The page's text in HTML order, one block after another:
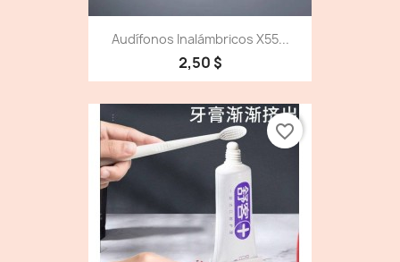
Audífonos Inalámbricos X55...
2,50 $
favorite_border